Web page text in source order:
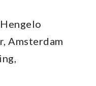
Amsterdam